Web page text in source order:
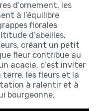
d’ornement, les
à l’équilibre
florales
d’abeilles,
créant un petit
fleur contribue au
acacia, c’est inviter
les fleurs et la
à ralentir et à
bourgeonne.